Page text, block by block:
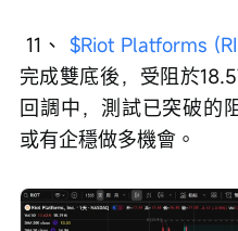
11、 $Riot Platforms
完成雙底後，受阻於
回調中，測試已突破的
或有企穩做多機會。